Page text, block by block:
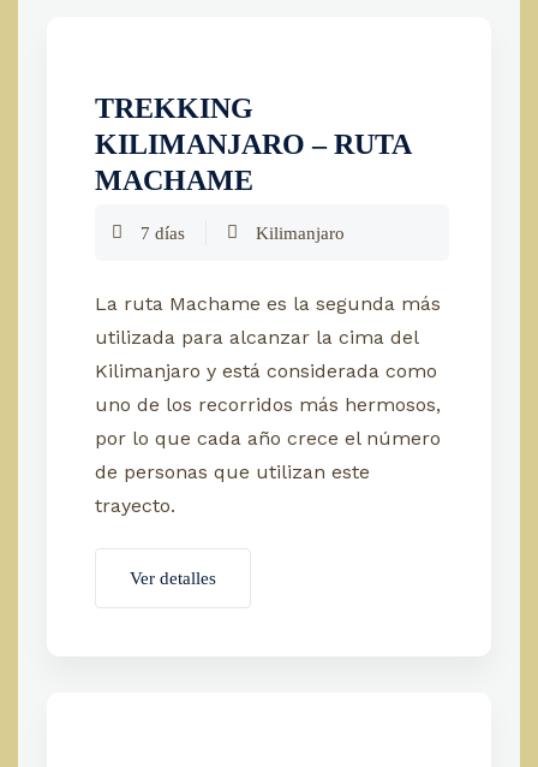
TREKKING
KILIMANJARO – RUTA
MACHAME
7 días Kilimanjaro
La ruta Machame es la segunda más
utilizada para alcanzar la cima del
Kilimanjaro y está considerada como
uno de los recorridos más hermosos,
por lo que cada año crece el número
de personas que utilizan este
trayecto.
Ver detalles